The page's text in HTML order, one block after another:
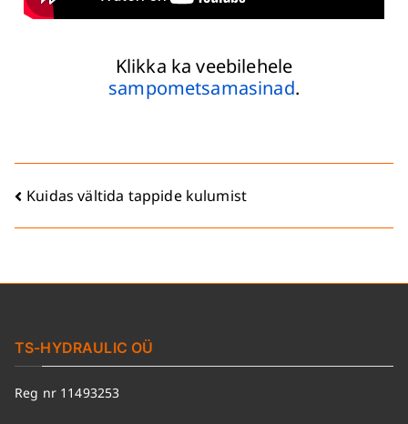
Klikka ka veebilehele
sampometsamasinad.
Kuidas vältida tappide kulumist
TS-HYDRAULIC OÜ
Reg nr 11493253